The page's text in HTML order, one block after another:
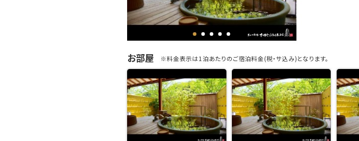
お部屋 ※料金表示は1泊あたりのご宿泊料金(税・サ込み)となります。